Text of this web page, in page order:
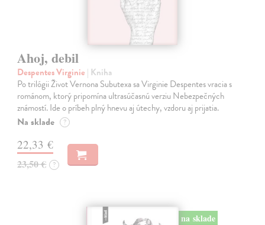
Ahoj, debil
Despentes Virginie | Kniha
Po trilógii Život Vernona Subutexa sa Virginie Despentes vracia s
románom, ktorý pripomína ultrasúčasnú verziu Nebezpečných
známostí. Ide o príbeh plný hnevu aj útechy, vzdoru aj prijatia.
Na sklade ?
22,33 €
23,50 € ?
na sklade